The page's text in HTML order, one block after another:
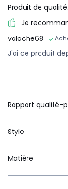
Produit de
Je
valoche68
J'ai ce produit
Rapport qualité-
Style
Matière